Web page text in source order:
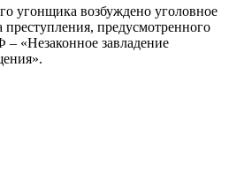
угонщика возбуждено уголовное
преступления, предусмотренного
«Незаконное завладение